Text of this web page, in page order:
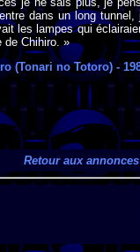
dans un long tunnel,
les lampes qui
de Chihiro. »
(Tonari no Totoro)-
Retour aux annonces